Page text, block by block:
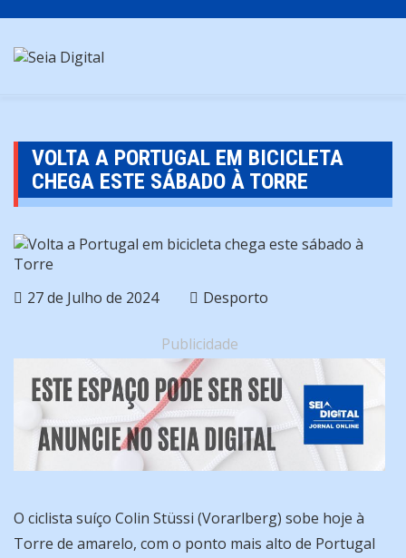
content
VOLTA A PORTUGAL EM BICICLETA
CHEGA ESTE SÁBADO À TORRE
27 de Julho de 2024 Desporto
Publicidade
O ciclista suíço Colin Stüssi (Vorarlberg) sobe hoje à
Torre de amarelo, com o ponto mais alto de Portugal